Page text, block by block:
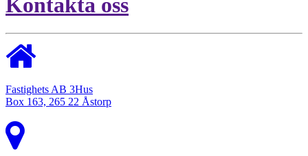
Kontakta oss
Fastighets AB 3Hus
Box 163, 265 22 Åstorp